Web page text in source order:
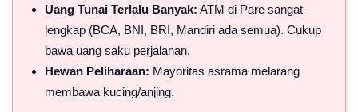
Uang Tunai Terlalu Banyak: ATM di Pare sangat
lengkap (BCA, BNI, BRI, Mandiri ada semua). Cukup
bawa uang saku perjalanan.
Hewan Peliharaan: Mayoritas asrama melarang
membawa kucing/anjing.